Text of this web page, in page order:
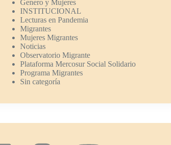
Genero y Mujeres
INSTITUCIONAL
Lecturas en Pandemia
Migrantes
Mujeres Migrantes
Noticias
Observatorio Migrante
Plataforma Mercosur Social Solidario
Programa Migrantes
Sin categoría